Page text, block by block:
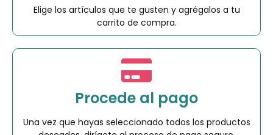
Elige los artículos que te gusten y agrégalos a tu
carrito de compra.
Procede al pago
Una vez que hayas seleccionado todos los productos